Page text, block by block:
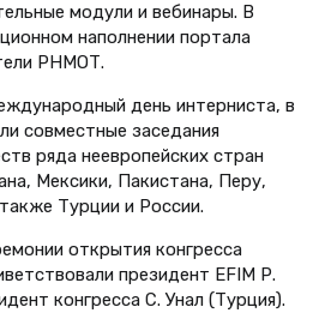
модули и вебинары. В
наполнении портала
РНМОТ.
день интерниста, в
совместные заседания
ряда неевропейских стран
Мексики, Пакистана, Перу,
Турции и России.
открытия конгресса
президент EFIM Р.
конгресса С. Унал (Турция).